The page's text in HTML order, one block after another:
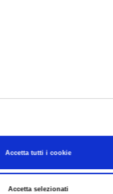
Accetta tutti i cookie
Accetta selezionati